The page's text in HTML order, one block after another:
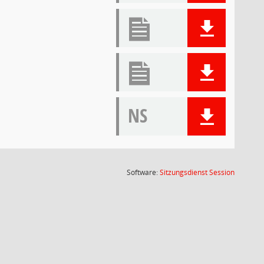
NS
Software:SitzungsdienstSession(Wird in